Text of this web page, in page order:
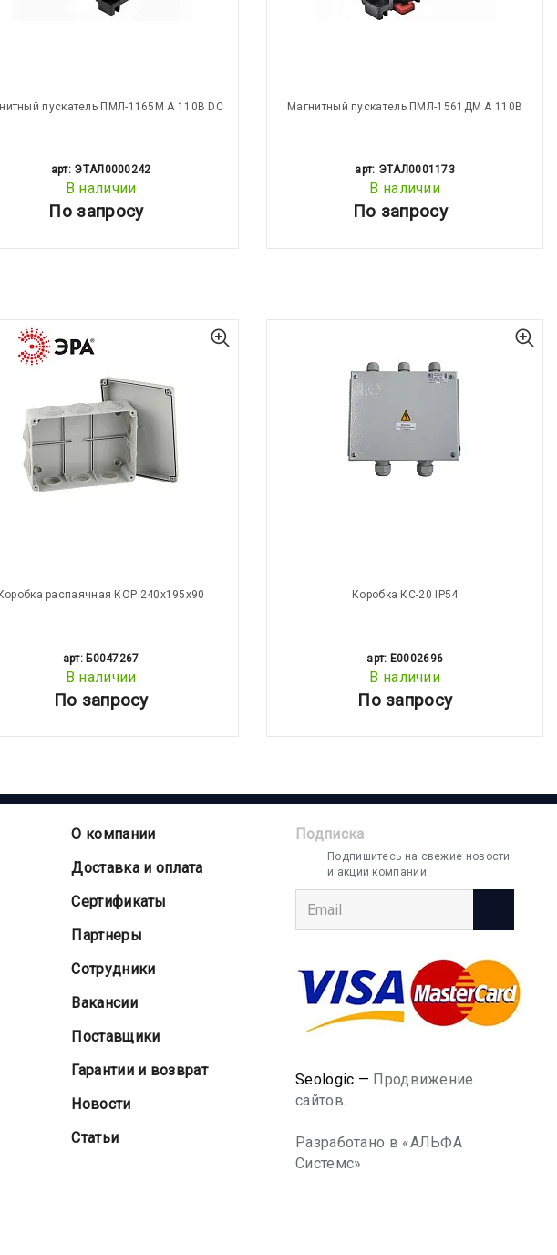
пускатель ПМЛ-1165М А 110В DC
арт: ЭТАЛ0000242
В наличии
По запросу
Магнитный пускатель ПМЛ-1561ДМ А 110В
арт: ЭТАЛ0001173
В наличии
По запросу
Коробка распаячная КОР 240х195х90
арт: Б0047267
В наличии
По запросу
Коробка КС-20 IP54
арт: E0002696
В наличии
По запросу
Подписка
Подпишитесь на свежие новости
и акции компании
Seologic — Продвижение
сайтов.
Разработано в «АЛЬФА
Системс»
О компании
Доставка и оплата
Cертификаты
Партнеры
Сотрудники
Вакансии
Поставщики
Гарантии и возврат
Новости
Статьи